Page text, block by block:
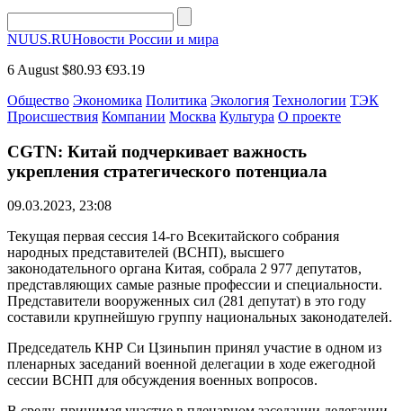
NUUS.RUНовости России и мира
6 August $80.93 €93.19
Общество Экономика Политика Экология Технологии ТЭК
Происшествия Компании Москва Культура О проекте
CGTN: Китай подчеркивает важность
укрепления стратегического потенциала
09.03.2023, 23:08
Текущая первая сессия 14-го Всекитайского собрания
народных представителей (ВСНП), высшего
законодательного органа Китая, собрала 2 977 депутатов,
представляющих самые разные профессии и специальности.
Представители вооруженных сил (281 депутат) в это году
составили крупнейшую группу национальных законодателей.
Председатель КНР Си Цзиньпин принял участие в одном из
пленарных заседаний военной делегации в ходе ежегодной
сессии ВСНП для обсуждения военных вопросов.